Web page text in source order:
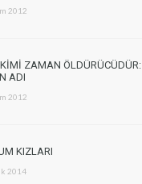
2012
ZAMAN ÖLDÜRÜCÜDÜR:
ADI
2012
KIZLARI
2014